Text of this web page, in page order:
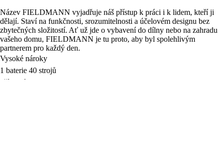
Název FIELDMANN vyjadřuje náš přístup k práci i k lidem, kteří ji
dělají. Staví na funkčnosti, srozumitelnosti a účelovém designu bez
zbytečných složitostí. Ať už jde o vybavení do dílny nebo na zahradu
vašeho domu, FIELDMANN je tu proto, aby byl spolehlivým
partnerem pro každý den.
Vysoké nároky
1 baterie 40 strojů
Příznivé ceny